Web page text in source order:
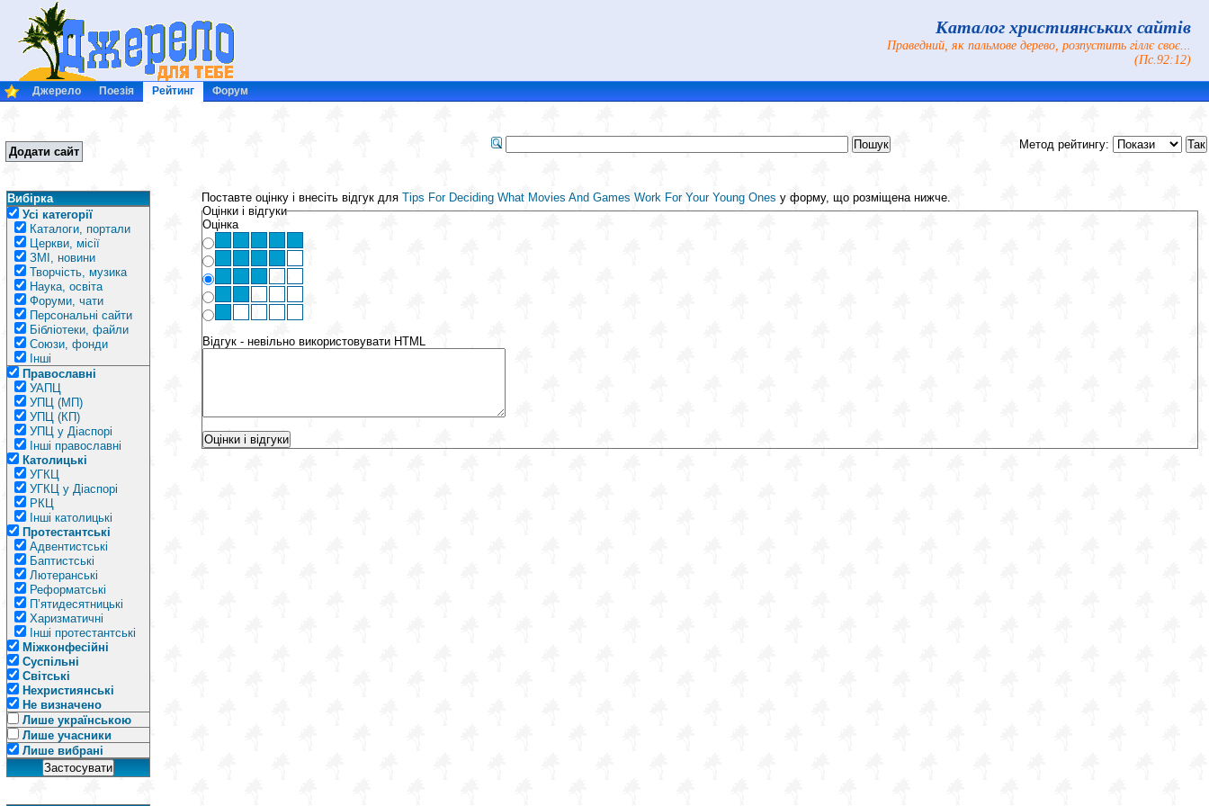
Каталог християнських сайтів
Праведний, як пальмове дерево, розпустить гіллє своє...
(Пс.92:12)
Джерело Поезія Рейтинг Форум
Додати сайт
Метод рейтингу:
Вибірка
Усі категорії
Каталоги, портали
Церкви, місії
ЗМІ, новини
Творчість, музика
Наука, освіта
Форуми, чати
Персональні сайти
Бібліотеки, файли
Союзи, фонди
Інші
Православні
УАПЦ
УПЦ (МП)
УПЦ (КП)
УПЦ у Діаспорі
Інші православні
Католицькі
УГКЦ
УГКЦ у Діаспорі
РКЦ
Інші католицькі
Протестантські
Адвентистські
Баптистські
Лютеранські
Реформатські
П’ятидесятницькі
Харизматичні
Інші протестантські
Міжконфесійні
Суспільні
Світські
Нехристиянські
Не визначено
Лише українською
Лише учасники
Лише вибрані
Поставте оцінку і внесіть відгук для Tips For Deciding What Movies And Games Work For Your Young Ones у форму, що розміщена нижче.
Оцінки і відгуки
Оцінка
Відгук - невільно використовувати HTML